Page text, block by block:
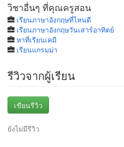
วิชาอื่นๆ ที่คุณครูสอน
เรียนภาษาอังกฤษที่ไหนดี
เรียนภาษาอังกฤษวันเสาร์อาทิตย์
หาที่เรียนเคมี
เรียนแกรมม่า
รีวิวจากผู้เรียน
เขียนรีวิว
ยังไม่มีรีวิว